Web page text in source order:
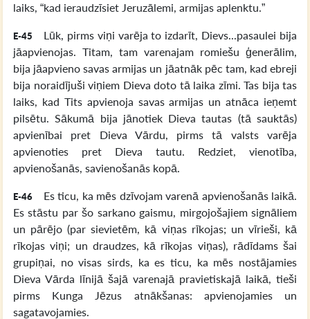
laiks, “kad ieraudzīsiet Jeruzālemi, armijas aplenktu.”
E-45
Lūk, pirms viņi varēja to izdarīt, Dievs...pasaulei bija
jāapvienojas. Titam, tam varenajam romiešu ģenerālim,
bija jāapvieno savas armijas un jāatnāk pēc tam, kad ebreji
bija noraidījuši viņiem Dieva doto tā laika zīmi. Tas bija tas
laiks, kad Tits apvienoja savas armijas un atnāca ieņemt
pilsētu. Sākumā bija jānotiek Dieva tautas (tā sauktās)
apvienībai pret Dieva Vārdu, pirms tā valsts varēja
apvienoties pret Dieva tautu. Redziet, vienotība,
apvienošanās, savienošanās kopā.
E-46
Es ticu, ka mēs dzīvojam varenā apvienošanās laikā.
Es stāstu par šo sarkano gaismu, mirgojošajiem signāliem
un pārējo (par sievietēm, kā viņas rīkojas; un vīrieši, kā
rīkojas viņi; un draudzes, kā rīkojas viņas), rādīdams šai
grupiņai, no visas sirds, ka es ticu, ka mēs nostājamies
Dieva Vārda līnijā šajā varenajā pravietiskajā laikā, tieši
pirms Kunga Jēzus atnākšanas: apvienojamies un
sagatavojamies.